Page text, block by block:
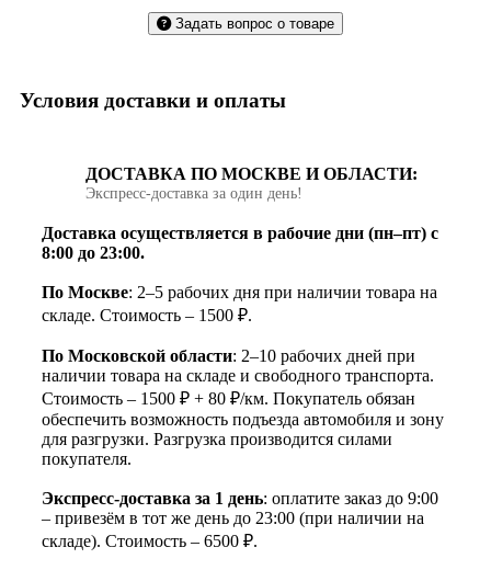
Задать вопрос о товаре
Условия доставки и оплаты
ДОСТАВКА ПО МОСКВЕ И ОБЛАСТИ:
Экспресс‑доставка за один день!
Доставка осуществляется в рабочие дни (пн–пт) с
8:00 до 23:00.
По Москве: 2–5 рабочих дня при наличии товара на
складе. Стоимость – 1500 ₽.
По Московской области: 2–10 рабочих дней при
наличии товара на складе и свободного транспорта.
Стоимость – 1500 ₽ + 80 ₽/км. Покупатель обязан
обеспечить возможность подъезда автомобиля и зону
для разгрузки. Разгрузка производится силами
покупателя.
Экспресс-доставка за 1 день: оплатите заказ до 9:00
– привезём в тот же день до 23:00 (при наличии на
складе). Стоимость – 6500 ₽.